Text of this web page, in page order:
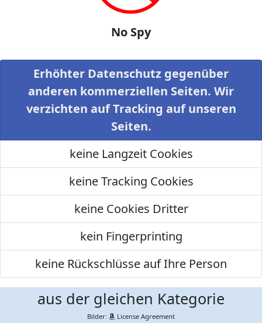
No Spy
Erhöhter Datenschutz gegenüber
anderen kommerziellen Seiten. Wir
verzichten auf Tracking auf unseren
Seiten.
keine Langzeit Cookies
keine Tracking Cookies
keine Cookies Dritter
kein Fingerprinting
keine Rückschlüsse auf Ihre Person
aus der gleichen Kategorie
Bilder: License Agreement